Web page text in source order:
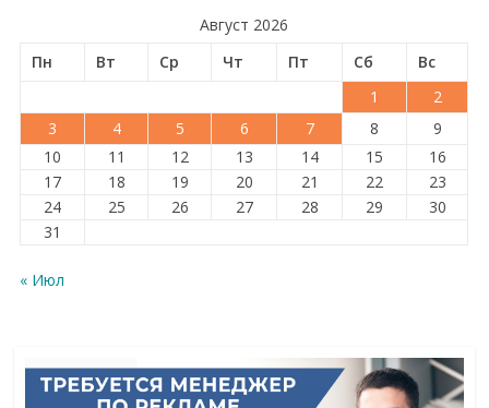
Август 2026
Пн
Вт Ср Чт Пт Сб
Вс
1
2
3
4 5 6 7 8
9
10
11 12 13 14 15
16
17
18 19 20 21 22
23
24
25 26 27 28 29
30
31
« Июл